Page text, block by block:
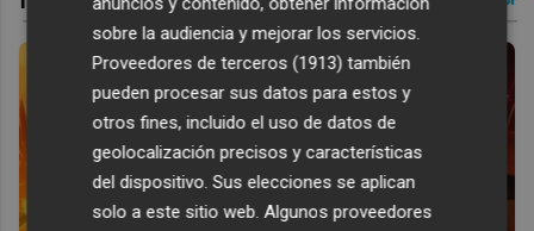
sobre la audiencia y mejorar los servicios.
Proveedores de terceros (1913) también
pueden procesar sus datos para estos y
otros fines, incluido el uso de datos de
geolocalización precisos y características
del dispositivo. Sus elecciones se aplican
solo a este sitio web. Algunos proveedores